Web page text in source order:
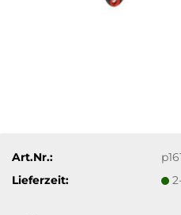
Art.Nr.:
Lieferzeit: